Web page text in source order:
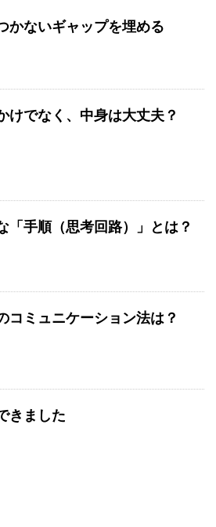
かないギャップを埋める
けでなく、中身は大丈夫？
「手順（思考回路）」とは？
コミュニケーション法は？
きました